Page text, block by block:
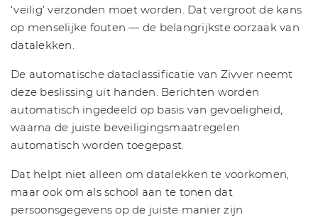
‘veilig’ verzonden moet worden. Dat vergroot de kans
op menselijke fouten — de belangrijkste oorzaak van
datalekken.
De automatische dataclassificatie van Zivver neemt
deze beslissing uit handen. Berichten worden
automatisch ingedeeld op basis van gevoeligheid,
waarna de juiste beveiligingsmaatregelen
automatisch worden toegepast.
Dat helpt niet alleen om datalekken te voorkomen,
maar ook om als school aan te tonen dat
persoonsgegevens op de juiste manier zijn